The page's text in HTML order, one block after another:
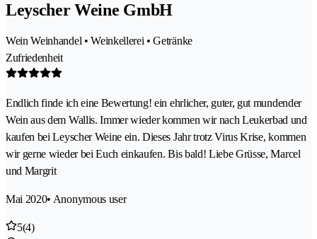
Leyscher Weine GmbH
Wein Weinhandel • Weinkellerei • Getränke
Zufriedenheit
Endlich finde ich eine Bewertung! ein ehrlicher, guter, gut mundender
Wein aus dem Wallis. Immer wieder kommen wir nach Leukerbad und
kaufen bei Leyscher Weine ein. Dieses Jahr trotz Virus Krise, kommen
wir gerne wieder bei Euch einkaufen. Bis bald! Liebe Grüsse, Marcel
und Margrit
Mai 2020• Anonymous user
5(4)